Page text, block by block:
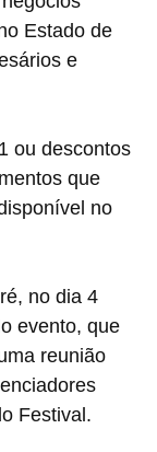
Estado de
e
ou descontos
que
no
no dia 4
evento, que
reunião
Festival.